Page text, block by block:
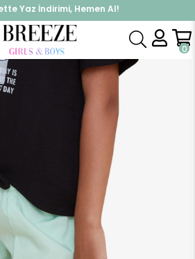
Yaz İndirimi, Hemen Al!
İndirimi Kap, Hemen Üye Ol!
0
Kapri & Şort Kız Çocuk Şort Beli Lastikli Cebi Ayarlanabilir Lastik Aksesurlı Su Yeşili (13 Yaş)